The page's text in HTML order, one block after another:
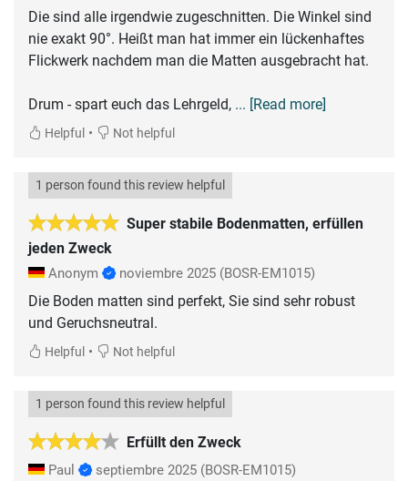
Die sind alle irgendwie zugeschnitten. Die Winkel sind
nie exakt 90°. Heißt man hat immer ein lückenhaftes
Flickwerk nachdem man die Matten ausgebracht hat.
Drum - spart euch das Lehrgeld, ... [Read more]
Helpful • Not helpful
Super stabile Bodenmatten, erfüllen
jeden Zweck
1 person found this review helpful
Anonym noviembre 2025 (BOSR-EM1015)
Die Boden matten sind perfekt, Sie sind sehr robust
und Geruchsneutral.
Helpful • Not helpful
Erfüllt den Zweck
1 person found this review helpful
Paul septiembre 2025 (BOSR-EM1015)